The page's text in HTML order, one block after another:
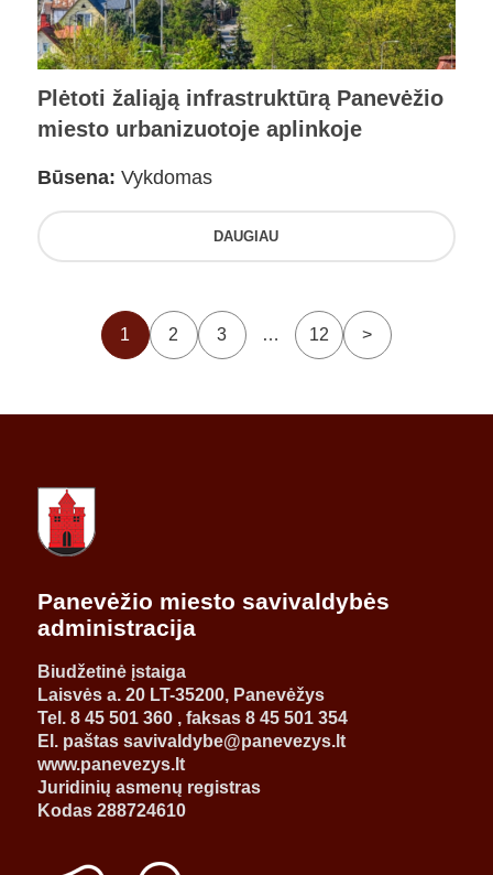
Plėtoti žaliąją infrastruktūrą Panevėžio
miesto urbanizuotoje aplinkoje
Būsena: Vykdomas
DAUGIAU
1 2 3 … 12 >
Panevėžio miesto savivaldybės
administracija
Biudžetinė įstaiga
Laisvės a. 20 LT-35200, Panevėžys
Tel. 8 45 501 360 , faksas 8 45 501 354
El. paštas savivaldybe@panevezys.lt
www.panevezys.lt
Juridinių asmenų registras
Kodas 288724610